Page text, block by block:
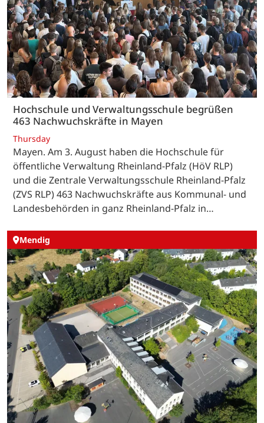
Hochschule und Verwaltungsschule begrüßen
463 Nachwuchskräfte in Mayen
Thursday
Mayen. Am 3. August haben die Hochschule für
öffentliche Verwaltung Rheinland-Pfalz (HöV RLP)
und die Zentrale Verwaltungsschule Rheinland-Pfalz
(ZVS RLP) 463 Nachwuchskräfte aus Kommunal- und
Landesbehörden in ganz Rheinland-Pfalz in…
Mendig